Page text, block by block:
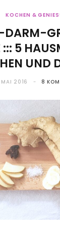
KOCHEN &
::: 5
UND
2016 8